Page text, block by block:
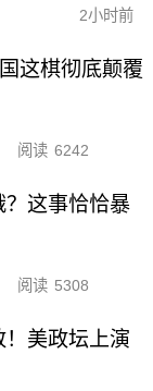
2小时前
这棋彻底颠覆
阅读 6242
？这事恰恰暴
阅读 5308
美政坛上演